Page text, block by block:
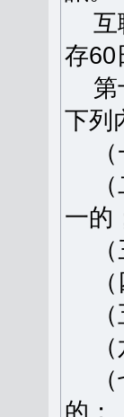
互
存60
第
下列
（
（
一的
（
（
（
（
（
的；